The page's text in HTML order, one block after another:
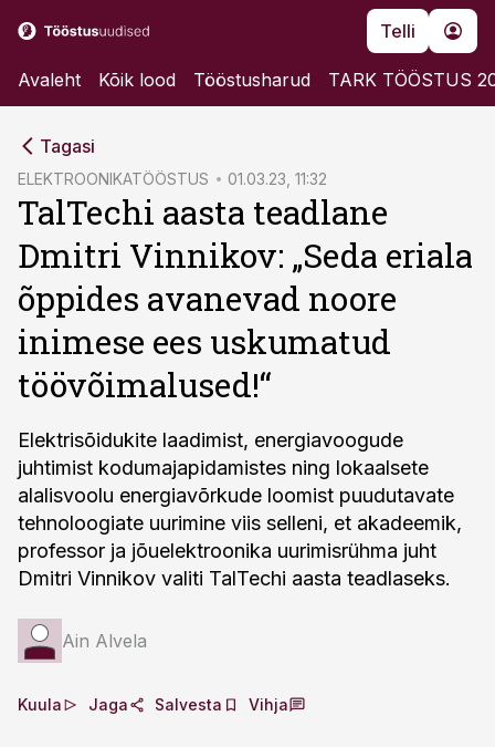
Telli
Avaleht Kõik lood Tööstusharud TARK TÖÖSTUS
Tagasi
ELEKTROONIKATÖÖSTUS 01.03.23, 11:32
TalTechi aasta teadlane
Dmitri Vinnikov: „Seda eriala
õppides avanevad noore
inimese ees uskumatud
töövõimalused!“
Elektrisõidukite laadimist, energiavoogude
juhtimist kodumajapidamistes ning lokaalsete
alalisvoolu energiavõrkude loomist puudutavate
tehnoloogiate uurimine viis selleni, et akadeemik,
professor ja jõuelektroonika uurimisrühma juht
Dmitri Vinnikov valiti TalTechi aasta teadlaseks.
Ain Alvela
Kuula Jaga Salvesta Vihja